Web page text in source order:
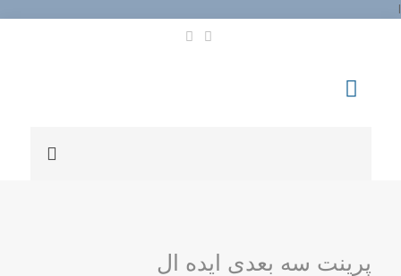
پرینت سه بعدی ایده ال